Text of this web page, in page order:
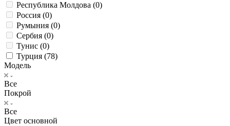
Республика Молдова (0)
Россия (0)
Румыния (0)
Сербия (0)
Тунис (0)
Турция (78)
Модель
Все
Покрой
Все
Цвет основной